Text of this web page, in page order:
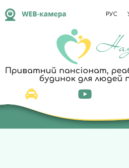
РУС
Приватний пансіонат,
будинок для людей